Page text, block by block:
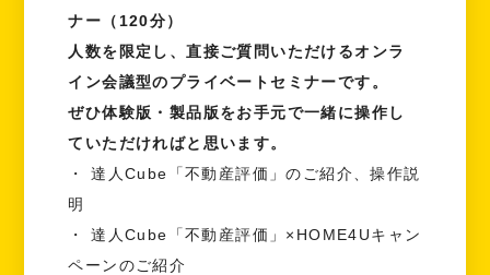
ナー（120分）
人数を限定し、直接ご質問いただけるオンラ
イン会議型のプライベートセミナーです。
ぜひ体験版・製品版をお手元で一緒に操作し
ていただければと思います。
・ 達人Cube「不動産評価」のご紹介、操作説
明
・ 達人Cube「不動産評価」×HOME4Uキャン
ペーンのご紹介